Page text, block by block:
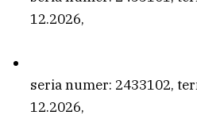
12.2026,
seria numer: 2433102,
12.2026,